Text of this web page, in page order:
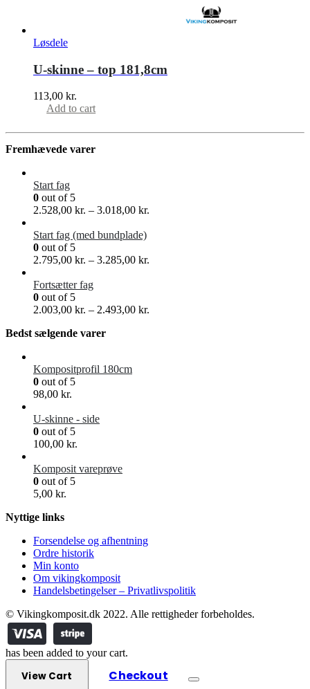
Løsdele
U-skinne – top 181,8cm
113,00 kr.
Add to cart
Fremhævede varer
Start fag
0 out of 5
2.528,00 kr. – 3.018,00 kr.
Start fag (med bundplade)
0 out of 5
2.795,00 kr. – 3.285,00 kr.
Fortsætter fag
0 out of 5
2.003,00 kr. – 2.493,00 kr.
Bedst sælgende varer
Kompositprofil 180cm
0 out of 5
98,00 kr.
U-skinne - side
0 out of 5
100,00 kr.
Komposit vareprøve
0 out of 5
5,00 kr.
Nyttige links
Forsendelse og afhentning
Ordre historik
Min konto
Om vikingkomposit
Handelsbetingelser – Privatlivspolitik
© Vikingkomposit.dk 2022. Alle rettigheder forbeholdes.
has been added to your cart.
View Cart Checkout